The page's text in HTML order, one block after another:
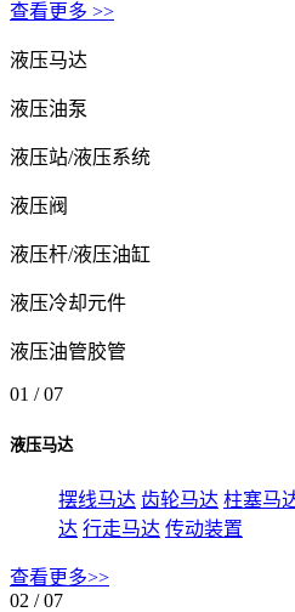
查看更多 >>
液压马达
液压油泵
液压站/液压系统
液压阀
液压杆/液压油缸
液压冷却元件
液压油管胶管
01 / 07
液压马达
摆线马达 齿轮马达 柱塞马
达 行走马达 传动装置
查看更多>>
02 / 07